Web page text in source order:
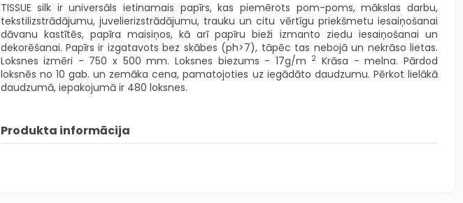
TISSUE silk ir universāls ietinamais papīrs, kas piemērots pom-poms, mākslas darbu,
tekstilizstrādājumu, juvelierizstrādājumu, trauku un citu vērtīgu priekšmetu iesaiņošanai
dāvanu kastītēs, papīra maisiņos, kā arī papīru bieži izmanto ziedu iesaiņošanai un
dekorēšanai. Papīrs ir izgatavots bez skābes (ph>7), tāpēc tas nebojā un nekrāso lietas.
Loksnes izmēri - 750 x 500 mm. Loksnes biezums - 17g/m 2 Krāsa - melna. Pārdod
loksnēs no 10 gab. un zemāka cena, pamatojoties uz iegādāto daudzumu. Pērkot lielākā
daudzumā, iepakojumā ir 480 loksnes.
Produkta informācija